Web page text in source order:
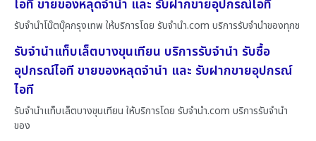
ไอที ขายของหลุดจำนำ และ รับฝากขายอุปกรณ์ไอที
รับจำนำโน๊ตบุ๊คกรุงเทพ ให้บริการโดย รับจํานํา.com บริการรับจำนำของทุกช
รับจำนำแท็บเล็ตบางขุนเทียน บริการรับจำนำ รับซื้อ
อุปกรณ์ไอที ขายของหลุดจำนำ และ รับฝากขายอุปกรณ์
ไอที
รับจำนำแท็บเล็ตบางขุนเทียน ให้บริการโดย รับจํานํา.com บริการรับจำนำ
ของ